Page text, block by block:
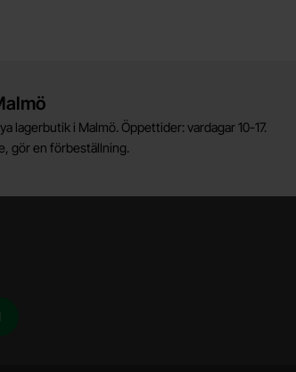
lagerbutik i Malmö. Öppettider: vardagar 10-17.
gör en förbeställning.